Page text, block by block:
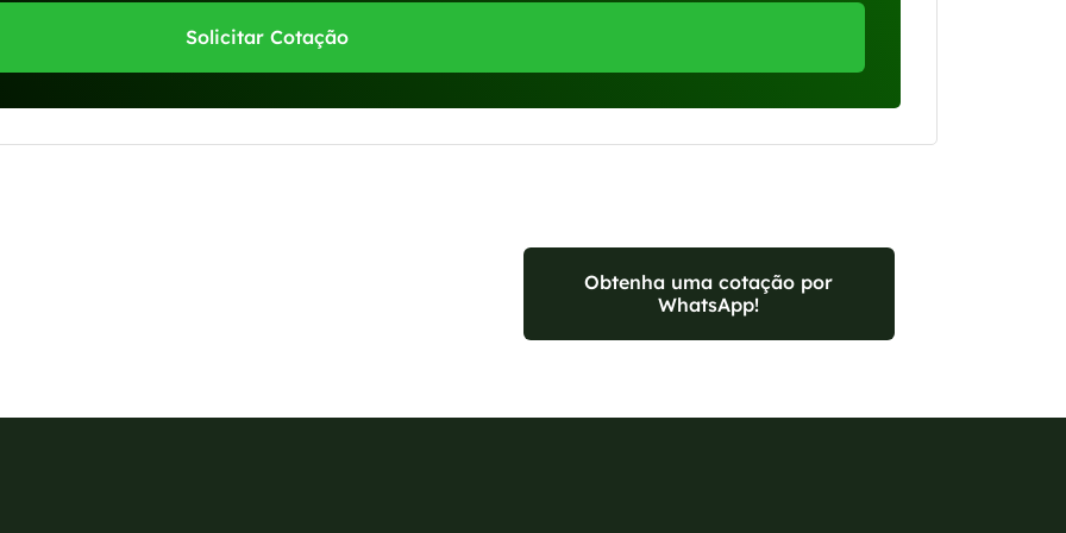
Solicitar Cotação
Obtenha uma cotação por
WhatsApp!